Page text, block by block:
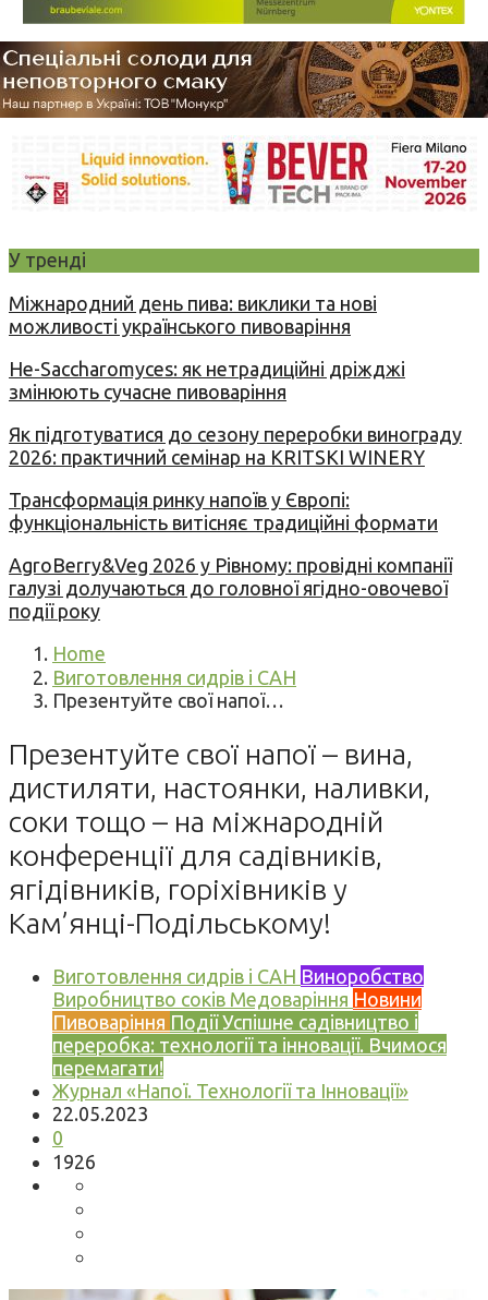
У тренді
Міжнародний день пива: виклики та нові
можливості українського пивоваріння
Не-Saccharomyces: як нетрадиційні дріжджі
змінюють сучасне пивоваріння
Як підготуватися до сезону переробки винограду
2026: практичний семінар на KRITSKI WINERY
Трансформація ринку напоїв у Європі:
функціональність витісняє традиційні формати
AgroBerry&Veg 2026 у Рівному: провідні компанії
галузі долучаються до головної ягідно-овочевої
події року
Home
Виготовлення сидрів і САН
Презентуйте свої напої…
Презентуйте свої напої – вина,
дистиляти, настоянки, наливки,
соки тощо – на міжнародній
конференції для садівників,
ягідівників, горіхівників у
Кам’янці-Подільському!
Виготовлення сидрів і САН Виноробство
Виробництво соків Медоваріння Новини
Пивоваріння Події Успішне садівництво і
переробка: технології та інновації. Вчимося
перемагати!
Журнал «Напої. Технології та Інновації»
22.05.2023
0
1926